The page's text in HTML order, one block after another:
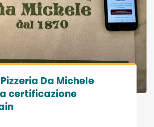
Da Michele
certificazione